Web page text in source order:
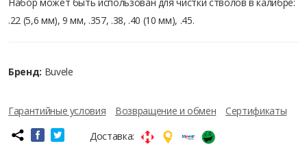
.22 (5,6 мм), 9 мм, .357, .38, .40 (10 мм), .45.
Бренд: Buvele
Гарантийные условия Возвращение и обмен
Сертификаты
Доставка: